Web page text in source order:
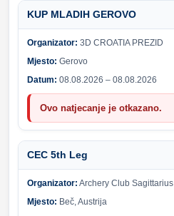
KUP MLADIH GEROVO
Organizator: 3D CROATIA PREZID
Mjesto: Gerovo
Datum: 08.08.2026 – 08.08.2026
Ovo natjecanje je otkazano.
CEC 5th Leg
Organizator: Archery Club Sagittarius
Mjesto: Beč, Austrija